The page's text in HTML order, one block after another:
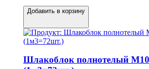
Добавить в корзину
Шлакоблок полнотелый